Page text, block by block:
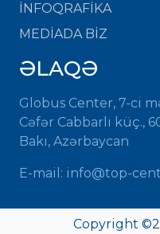
İNFOQRAFİKA
MEDİADA BİZ
ƏLAQƏ
Globus Center, 7-ci
Cəfər Cabbarlı küç.,
Bakı, Azərbaycan
E-mail: info@top-
Copyright ©